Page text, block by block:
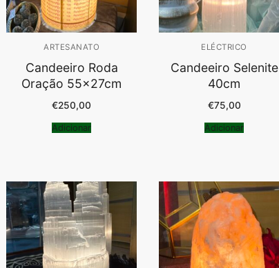
ARTESANATO
Candeeiro Roda
Oração 55x27cm
€250,00
Adicionar
ELÉCTRICO
Candeeiro Selenite
40cm
€75,00
Adicionar